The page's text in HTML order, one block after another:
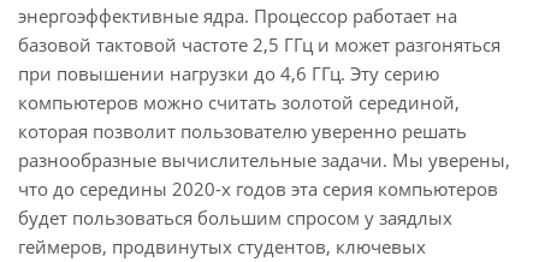
энергоэффективные ядра. Процессор работает на
базовой тактовой частоте 2,5 ГГц и может разгоняться
при повышении нагрузки до 4,6 ГГц. Эту серию
компьютеров можно считать золотой серединой,
которая позволит пользователю уверенно решать
разнообразные вычислительные задачи. Мы уверены,
что до середины 2020-х годов эта серия компьютеров
будет пользоваться большим спросом у заядлых
геймеров, продвинутых студентов, ключевых